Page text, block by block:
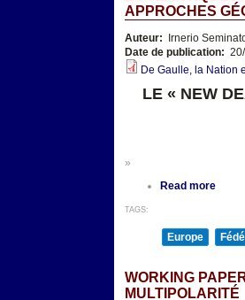
APPROCHES
Auteur:
Irnerio
Date de publication:
De Gaulle, la Nation
LE « NEW
»
Read more
TAGS:
Europe
WORKING
MULTIPOLARITÉ